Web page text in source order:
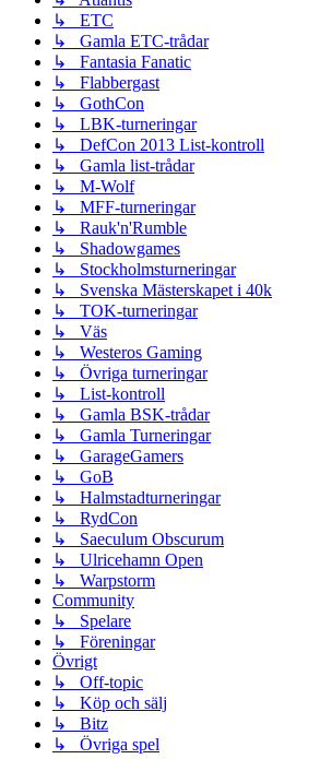
↳ ETC
↳ Gamla ETC-trådar
↳ Fantasia Fanatic
↳ Flabbergast
↳ GothCon
↳ LBK-turneringar
↳ DefCon 2013 List-kontroll
↳ Gamla list-trådar
↳ M-Wolf
↳ MFF-turneringar
↳ Rauk'n'Rumble
↳ Shadowgames
↳ Stockholmsturneringar
↳ Svenska Mästerskapet i 40k
↳ TOK-turneringar
↳ Väs
↳ Westeros Gaming
↳ Övriga turneringar
↳ List-kontroll
↳ Gamla BSK-trådar
↳ Gamla Turneringar
↳ GarageGamers
↳ GoB
↳ Halmstadturneringar
↳ RydCon
↳ Saeculum Obscurum
↳ Ulricehamn Open
↳ Warpstorm
Community
↳ Spelare
↳ Föreningar
Övrigt
↳ Off-topic
↳ Köp och sälj
↳ Bitz
↳ Övriga spel